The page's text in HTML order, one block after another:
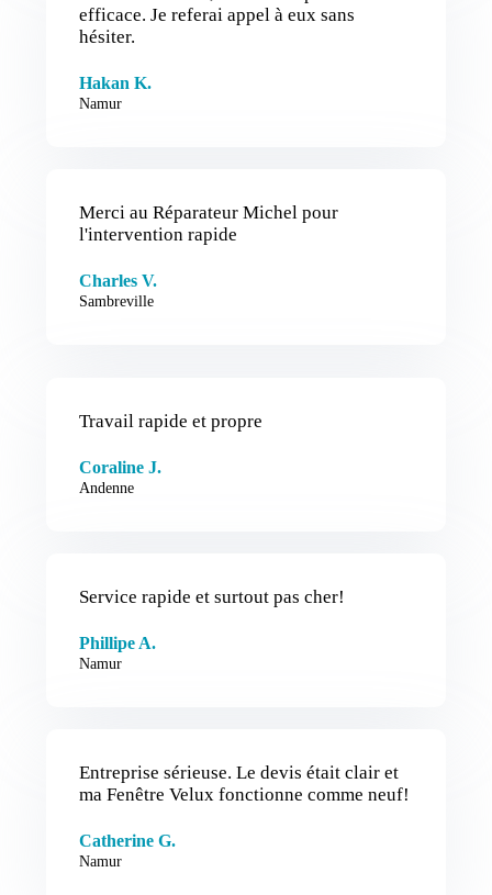
efficace. Je referai appel à eux sans
hésiter.
Hakan K.
Namur
Merci au Réparateur Michel pour
l'intervention rapide
Charles V.
Sambreville
Travail rapide et propre
Coraline J.
Andenne
Service rapide et surtout pas cher!
Phillipe A.
Namur
Entreprise sérieuse. Le devis était clair et
ma Fenêtre Velux fonctionne comme neuf!
Catherine G.
Namur